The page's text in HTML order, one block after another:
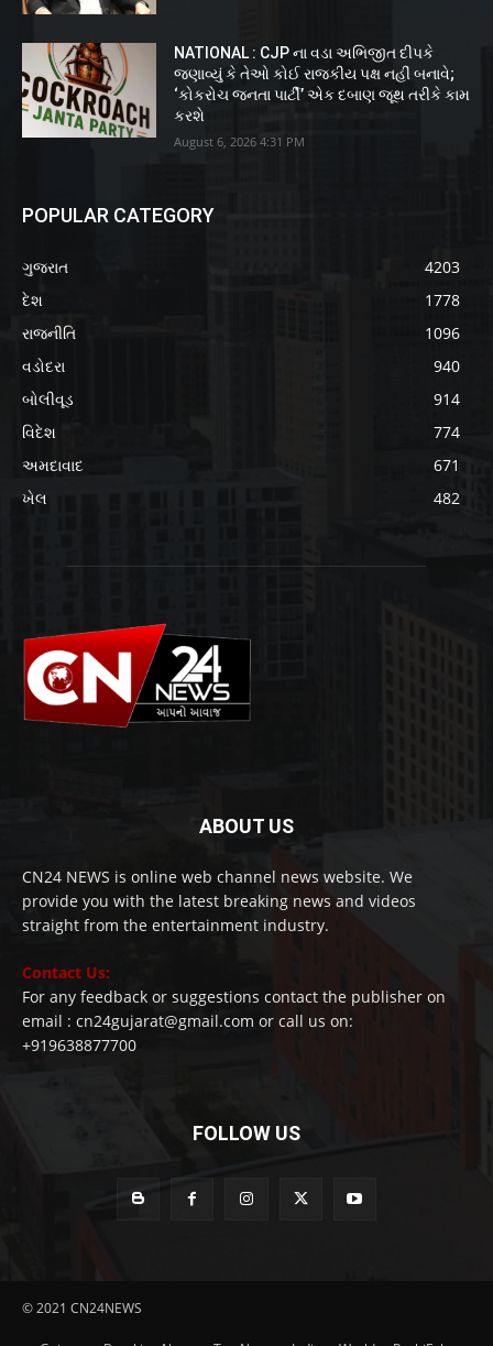
NATIONAL : CJP ના વડા અભિજીત દીપકે
જણાવ્યું કે તેઓ કોઈ રાજકીય પક્ષ નહીં બનાવે;
‘કોકરોચ જનતા પાર્ટી’ એક દબાણ જૂથ તરીકે કામ
કરશે
August 6, 2026 4:31 PM
POPULAR CATEGORY
ગુજરાત
4203
દેશ
1778
રાજનીતિ
1096
વડોદરા
940
બોલીવૂડ
914
વિદેશ
774
અમદાવાદ
671
ખેલ
482
ABOUT US
CN24 NEWS is online web channel news website. We
provide you with the latest breaking news and videos
straight from the entertainment industry.
Contact Us:
For any feedback or suggestions contact the publisher on
email : cn24gujarat@gmail.com or call us on:
+919638877700
FOLLOW US
© 2021 CN24NEWS